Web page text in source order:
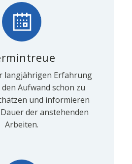
langjährigen Erfahrung
Aufwand schon zu
und informieren
der anstehenden
Arbeiten.